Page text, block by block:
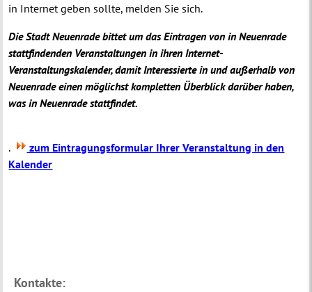
in Internet geben sollte, melden Sie sich.
Die Stadt Neuenrade bittet um das Eintragen von in Neuenrade
stattfindenden Veranstaltungen in ihren Internet-
Veranstaltungskalender, damit Interessierte in und außerhalb von
Neuenrade einen möglichst kompletten Überblick darüber haben,
was in Neuenrade stattfindet.
.
zum Eintragungsformular Ihrer Veranstaltung in den
Kalender
Kontakte: